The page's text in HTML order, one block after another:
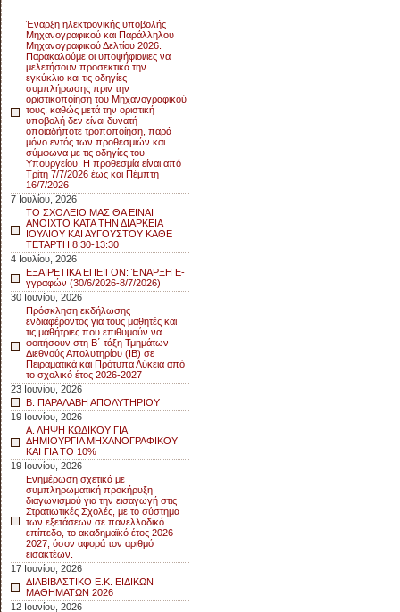
Έναρξη ηλεκτρονικής υποβολής
Μηχανογραφικού και Παράλληλου
Μηχανογραφικού Δελτίου 2026.
Παρακαλούμε οι υποψήφιοι/ιες να
μελετήσουν προσεκτικά την
εγκύκλιο και τις οδηγίες
συμπλήρωσης πριν την
οριστικοποίηση του Μηχανογραφικού
τους, καθώς μετά την οριστική
υποβολή δεν είναι δυνατή
οποιαδήποτε τροποποίηση, παρά
μόνο εντός των προθεσμιών και
σύμφωνα με τις οδηγίες του
Υπουργείου. Η προθεσμία είναι από
Τρίτη 7/7/2026 έως και Πέμπτη
16/7/2026
7 Ιουλίου, 2026
ΤΟ ΣΧΟΛΕΙΟ ΜΑΣ ΘΑ ΕΙΝΑΙ
ΑΝΟΙΧΤΟ ΚΑΤΑ ΤΗΝ ΔΙΑΡΚΕΙΑ
ΙΟΥΛΙΟΥ ΚΑΙ ΑΥΓΟΥΣΤΟΥ ΚΑΘΕ
ΤΕΤΑΡΤΗ 8:30-13:30
4 Ιουλίου, 2026
ΕΞΑΙΡΕΤΙΚΑ ΕΠΕΙΓΟΝ: ΈΝΑΡΞΗ E-
γγραφών (30/6/2026-8/7/2026)
30 Ιουνίου, 2026
Πρόσκληση εκδήλωσης
ενδιαφέροντος για τους μαθητές και
τις μαθήτριες που επιθυμούν να
φοιτήσουν στη Β΄ τάξη Τμημάτων
Διεθνούς Απολυτηρίου (IB) σε
Πειραματικά και Πρότυπα Λύκεια από
το σχολικό έτος 2026-2027
23 Ιουνίου, 2026
Β. ΠΑΡΑΛΑΒΗ ΑΠΟΛΥΤΗΡΙΟΥ
19 Ιουνίου, 2026
Α. ΛΗΨΗ ΚΩΔΙΚΟΥ ΓΙΑ
ΔΗΜΙΟΥΡΓΙΑ ΜΗΧΑΝΟΓΡΑΦΙΚΟΥ
ΚΑΙ ΓΙΑ ΤΟ 10%
19 Ιουνίου, 2026
Ενημέρωση σχετικά με
συμπληρωματική προκήρυξη
διαγωνισμού για την εισαγωγή στις
Στρατιωτικές Σχολές, με το σύστημα
των εξετάσεων σε πανελλαδικό
επίπεδο, το ακαδημαϊκό έτος 2026-
2027, όσον αφορά τον αριθμό
εισακτέων.
17 Ιουνίου, 2026
ΔΙΑΒΙΒΑΣΤΙΚΟ Ε.Κ. ΕΙΔΙΚΩΝ
ΜΑΘΗΜΑΤΩΝ 2026
12 Ιουνίου, 2026